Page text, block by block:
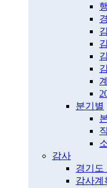
분기별
감사
경기도
감사계